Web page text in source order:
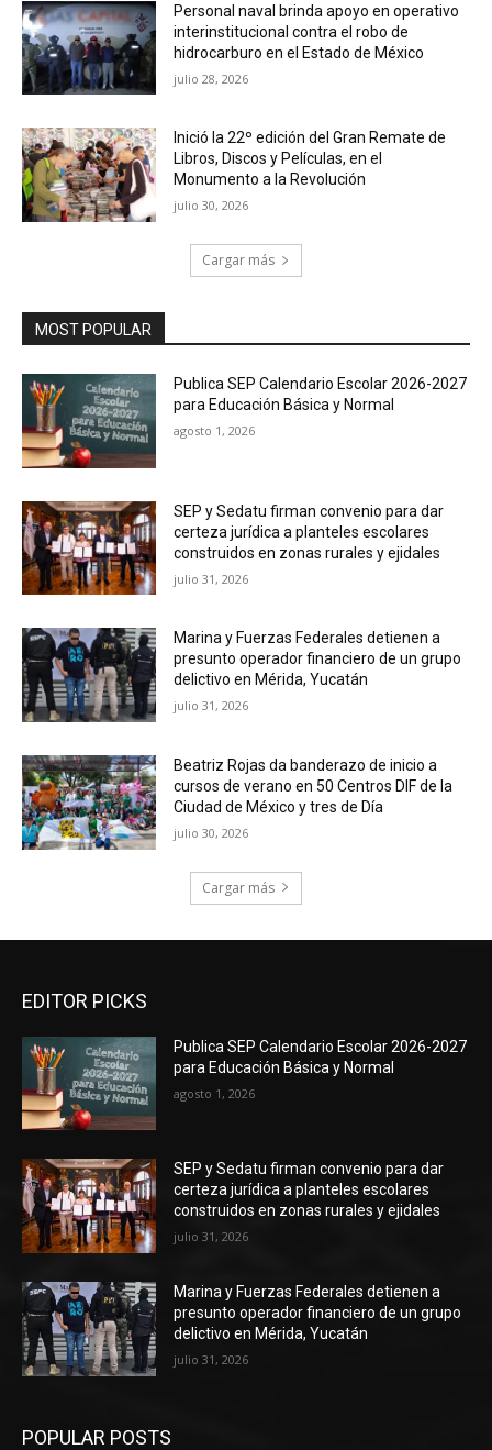
Personal naval brinda apoyo en operativo
interinstitucional contra el robo de
hidrocarburo en el Estado de México
julio 28, 2026
Inició la 22º edición del Gran Remate de
Libros, Discos y Películas, en el
Monumento a la Revolución
julio 30, 2026
Cargar más
MOST POPULAR
Publica SEP Calendario Escolar 2026-2027
para Educación Básica y Normal
agosto 1, 2026
SEP y Sedatu firman convenio para dar
certeza jurídica a planteles escolares
construidos en zonas rurales y ejidales
julio 31, 2026
Marina y Fuerzas Federales detienen a
presunto operador financiero de un grupo
delictivo en Mérida, Yucatán
julio 31, 2026
Beatriz Rojas da banderazo de inicio a
cursos de verano en 50 Centros DIF de la
Ciudad de México y tres de Día
julio 30, 2026
Cargar más
EDITOR PICKS
Publica SEP Calendario Escolar 2026-2027
para Educación Básica y Normal
agosto 1, 2026
SEP y Sedatu firman convenio para dar
certeza jurídica a planteles escolares
construidos en zonas rurales y ejidales
julio 31, 2026
Marina y Fuerzas Federales detienen a
presunto operador financiero de un grupo
delictivo en Mérida, Yucatán
julio 31, 2026
POPULAR POSTS